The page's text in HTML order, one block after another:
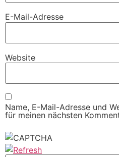
E-Mail-Adresse
Website
Name, E-Mail-Adresse und
für meinen nächsten